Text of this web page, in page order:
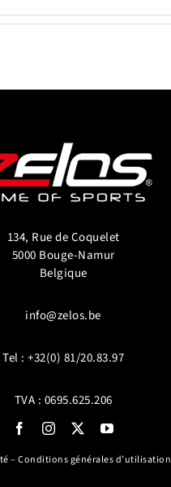
134, Rue de Coquelet
5000 Bouge-Namur
Belgique
info@zelos.be
Tel : +32(0) 81/20.83.97
TVA : 0695.625.206
–Conditions générales d’utilisation